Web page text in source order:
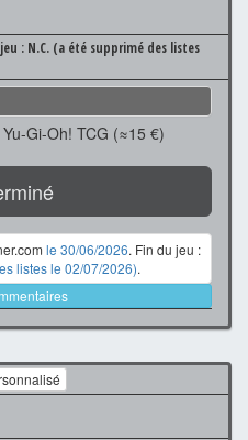
: N.C. (a été supprimé des listes
Gi-Oh! TCG (≈15 €)
le 30/06/2026. Fin du jeu :
listes le 02/07/2026).